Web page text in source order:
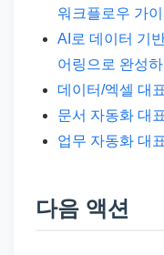
워크플로우 가
AI로 데이터 기
어링으로 완성하
데이터/엑셀 대
문서 자동화 대
업무 자동화 대
다음 액션